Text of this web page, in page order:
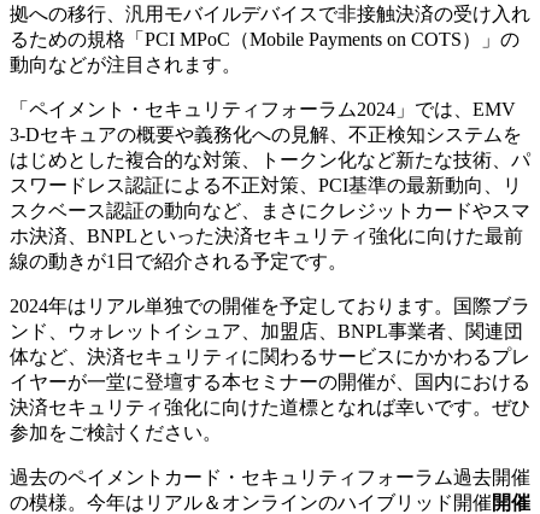
拠への移行、汎用モバイルデバイスで非接触決済の受け入れ
るための規格「PCI MPoC（Mobile Payments on COTS）」の
動向などが注目されます。
「ペイメント・セキュリティフォーラム2024」では、EMV
3-Dセキュアの概要や義務化への見解、不正検知システムを
はじめとした複合的な対策、トークン化など新たな技術、パ
スワードレス認証による不正対策、PCI基準の最新動向、リ
スクベース認証の動向など、まさにクレジットカードやスマ
ホ決済、BNPLといった決済セキュリティ強化に向けた最前
線の動きが1日で紹介される予定です。
2024年はリアル単独での開催を予定しております。国際ブラ
ンド、ウォレットイシュア、加盟店、BNPL事業者、関連団
体など、決済セキュリティに関わるサービスにかかわるプレ
イヤーが一堂に登壇する本セミナーの開催が、国内における
決済セキュリティ強化に向けた道標となれば幸いです。ぜひ
参加をご検討ください。
過去のペイメントカード・セキュリティフォーラム過去開催
の模様。今年はリアル＆オンラインのハイブリッド開催開催